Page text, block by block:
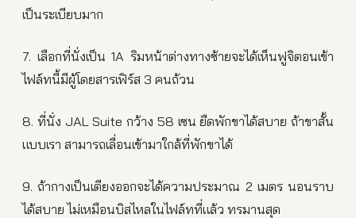
เป็นระเบียบมาก
7. เลือกที่นั่งเป็น 1A ริมหน้าต่างทางซ้ายจะได้เห็นฟูจิตอนเช้า
ไฟล์ทนี้มีผู้โดยสารเฟิร์ส 3 คนถ้วน
8. ที่นั่ง JAL Suite กว้าง 58 เซน ยืดพักขาได้สบาย ถ้าขาสั้น
แบบเรา สามารถเลื่อนเข้ามาใกล้ที่พักขาได้
9. ถ้ากางเป็นเตียงออกจะได้ความประมาณ 2 เมตร นอนราบ
ได้สบาย ไม่เหมือนบิสไหลในไฟล์ทที่แล้ว ทรมานสุด